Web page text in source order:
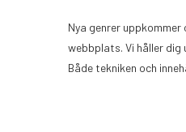
Nya genrer
webbplats. Vi håller dig
Både tekniken och